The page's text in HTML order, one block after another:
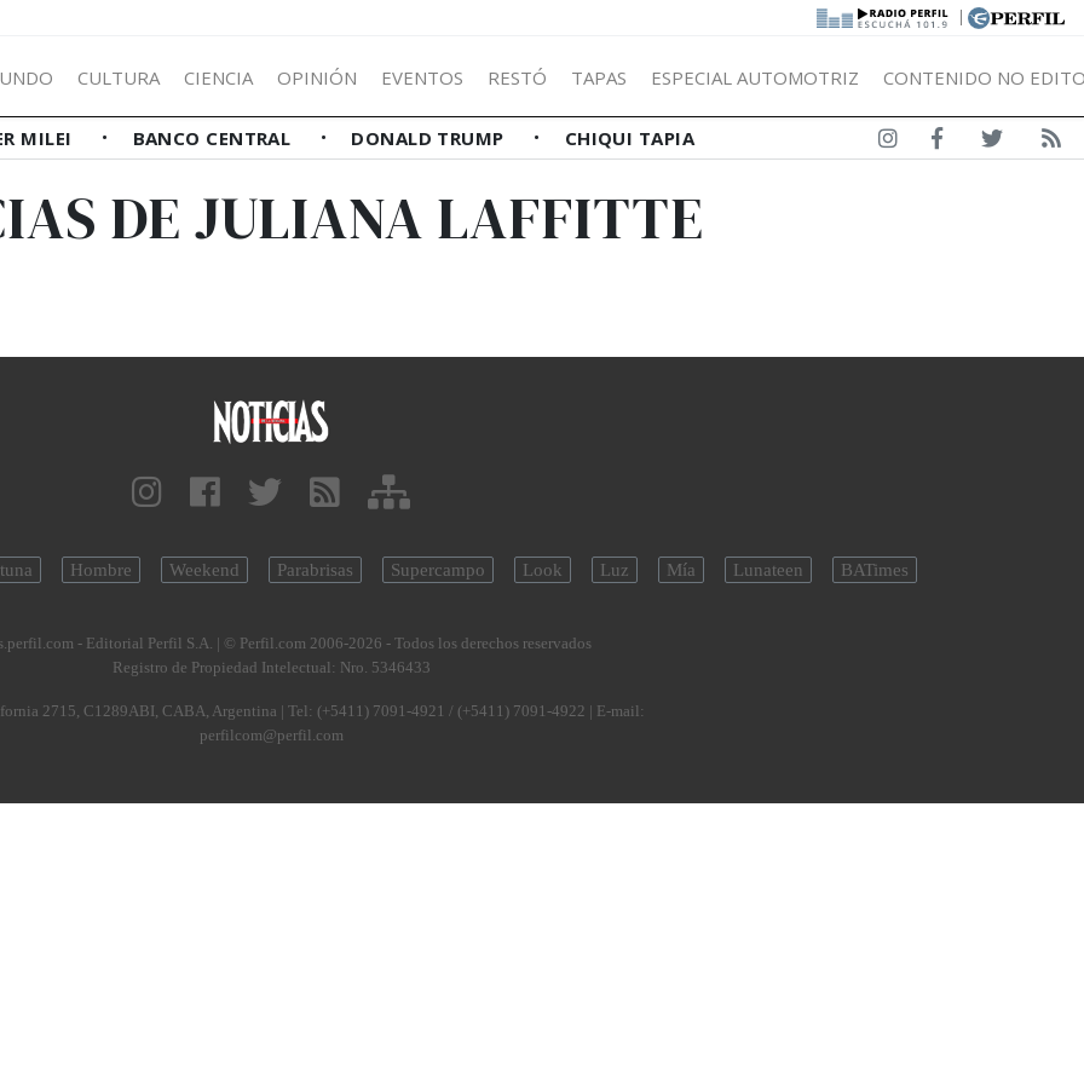
|
CULTURA CIENCIA OPINIÓN EVENTOS RESTÓ TAPAS ESPECIAL AUTOMOTRIZ CONTENIDO NO
MILEI BANCO CENTRAL DONALD TRUMP CHIQUI TAPIA
DE JULIANA LAFFITTE
Hombre Weekend Parabrisas Supercampo Look Luz Mía Lunateen BATimes
- Editorial Perfil S.A. | © Perfil.com 2006-2026 - Todos los derechos reservados
Registro de Propiedad Intelectual: Nro. 5346433
2715, C1289ABI, CABA, Argentina | Tel: (+5411) 7091-4921 / (+5411) 7091-4922 | E-mail:
perfilcom@perfil.com